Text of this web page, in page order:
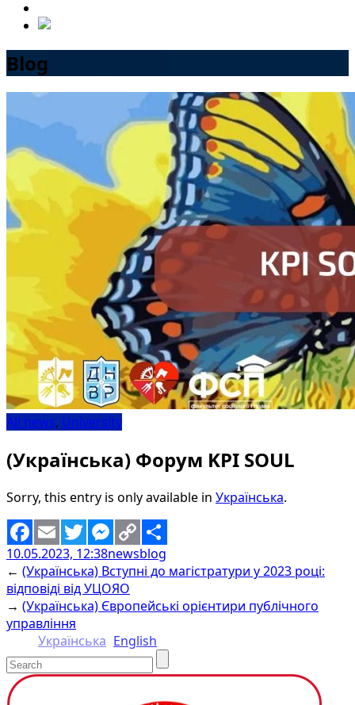
Blog
All news, University
(Українська) Форум KPI SOUL
Sorry, this entry is only available in Українська.
Facebook
EmailTwitterMessenger
Copy
Link
Share
10.05.2023, 12:38newsblog
← (Українська) Вступні до магістратури у 2023 році:
відповіді від УЦОЯО
→ (Українська) Європейські орієнтири публічного
управління
Українська English